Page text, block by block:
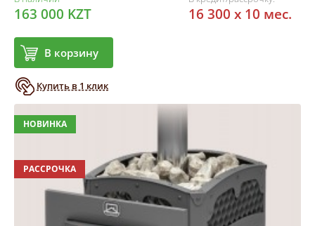
163 000 KZT
В корзину
Купить в 1 клик
16 300 x 10 мес.
НОВИНКА
РАССРОЧКА